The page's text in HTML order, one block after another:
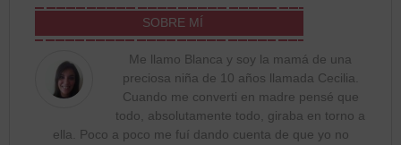
SOBRE MÍ
Me llamo Blanca y soy la mamá de una
preciosa niña de 10 años llamada Cecilia.
Cuando me converti en madre pensé que
todo, absolutamente todo, giraba en torno a
ella. Poco a poco me fuí dando cuenta de que yo no